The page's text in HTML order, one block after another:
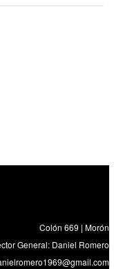
Colón 669 | Morón
General: Daniel Romero